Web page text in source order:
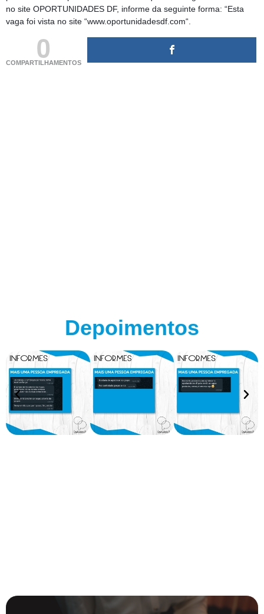
no site OPORTUNIDADES DF, informe da seguinte forma: “Esta
vaga foi vista no site “www.oportunidadesdf.com“.
0
COMPARTILHAMENTOS
Depoimentos